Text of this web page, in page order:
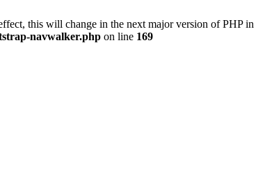
this will change in the next major version of PHP in
navwalker.php on line 169